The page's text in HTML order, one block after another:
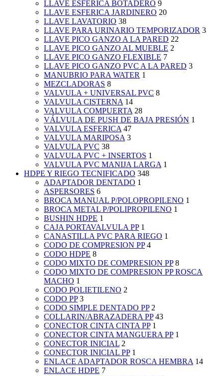
LLAVE ESFERICA BOTADERO 9
LLAVE ESFERICA JARDINERO 20
LLAVE LAVATORIO 38
LLAVE PARA URINARIO TEMPORIZADOR 3
LLAVE PICO GANZO A LA PARED 22
LLAVE PICO GANZO AL MUEBLE 2
LLAVE PICO GANZO FLEXIBLE 7
LLAVE PICO GANZO PVC A LA PARED 3
MANUBRIO PARA WATER 1
MEZCLADORAS 8
VALVULA + UNIVERSAL PVC 8
VALVULA CISTERNA 14
VALVULA COMPUERTA 28
VÁLVULA DE PUSH DE BAJA PRESIÓN 1
VALVULA ESFERICA 47
VALVULA MARIPOSA 3
VALVULA PVC 38
VALVULA PVC + INSERTOS 1
VALVULA PVC MANIJA LARGA 1
HDPE Y RIEGO TECNIFICADO 348
ADAPTADOR DENTADO 1
ASPERSORES 6
BROCA MANUAL P/POLOPROPILENO 1
BROCA METAL P/POLIPROPILENO 1
BUSHIN HDPE 1
CAJA PORTAVALVULA PP 1
CANASTILLA PVC PARA RIEGO 1
CODO DE COMPRESION PP 4
CODO HDPE 8
CODO MIXTO DE COMPRESION PP 8
CODO MIXTO DE COMPRESION PP ROSCA
MACHO 1
CODO POLIETILENO 2
CODO PP 3
CODO SIMPLE DENTADO PP 2
COLLARIN/ABRAZADERA PP 43
CONECTOR CINTA CINTA PP 1
CONECTOR CINTA MANGUERA PP 1
CONECTOR INICIAL 2
CONECTOR INICIAL PP 1
ENLACE ADAPTADOR ROSCA HEMBRA 14
ENLACE HDPE 7